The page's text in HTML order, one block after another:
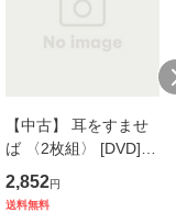
【中古】 耳をすませ
ば 〈2枚組〉 [DVD] /
ブエナ・ビスタ・ホー
ム・エンターテイメン
2,852円
送料無料